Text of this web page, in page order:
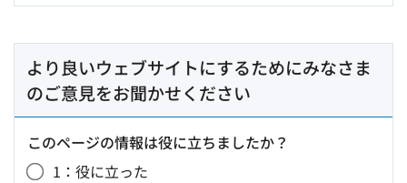
より良いウェブサイトにするためにみなさま
のご意見をお聞かせください
このページの情報は役に立ちましたか？
1：役に立った